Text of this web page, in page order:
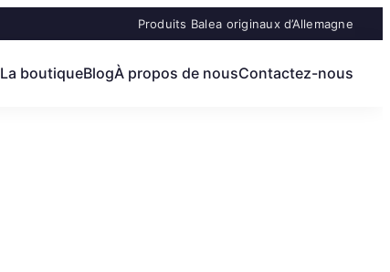
Produits Balea originaux d’Allemagne
La boutiqueBlogÀ propos de nousContactez-nous